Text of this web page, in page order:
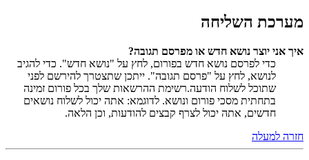
מערכת השליחה
איך אני יוצר נושא חדש או מפרסם תגובה?
כדי לפרסם נושא חדש בפורום, לחץ על "נושא חדש". כדי להגיב
לנושא, לחץ על "פרסם תגובה". ייתכן שתצטרך להירשם לפני
שתוכל לשלוח הודעה.רשימת ההרשאות שלך בכל פורום זמינה
בתחתית מסכי פורום ונושא. לדוגמא: אתה יכול לשלוח נושאים
חדשים, אתה יכול לצרף קבצים להודעות, וכן הלאה.
חזרה למעלה